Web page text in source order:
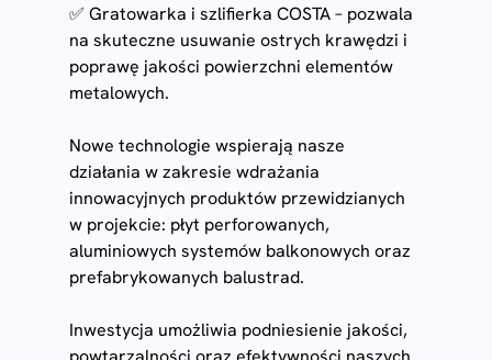
✅ Gratowarka i szlifierka COSTA – pozwala
na skuteczne usuwanie ostrych krawędzi i
poprawę jakości powierzchni elementów
metalowych.
Nowe technologie wspierają nasze
działania w zakresie wdrażania
innowacyjnych produktów przewidzianych
w projekcie: płyt perforowanych,
aluminiowych systemów balkonowych oraz
prefabrykowanych balustrad.
Inwestycja umożliwia podniesienie jakości,